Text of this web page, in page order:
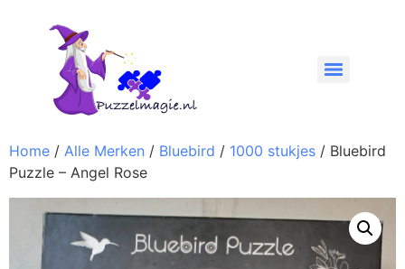
Home / Alle Merken / Bluebird / 1000 stukjes / Bluebird
Puzzle – Angel Rose